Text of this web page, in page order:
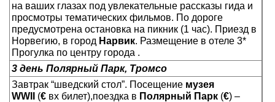
на ваших глазах под увлекательные рассказы гида и
просмотры тематических фильмов. По дороге
предусмотрена остановка на пикник (1 час). Приезд в
Норвегию, в город Нарвик. Размещение в отеле 3*
Прогулка по центру города .
3 день Полярный Парк, Тромсо
Завтрак “шведский стол”. Посещение музея
WWII
(€ вх билет),поездка в Полярный Парк (€) –